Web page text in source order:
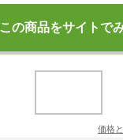
この商品をサイトで
価格